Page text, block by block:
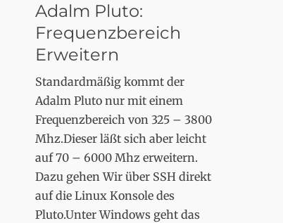
Adalm Pluto:
Frequenzbereich
Erweitern
Standardmäßig kommt der
Adalm Pluto nur mit einem
Frequenzbereich von 325 – 3800
Mhz.Dieser läßt sich aber leicht
auf 70 – 6000 Mhz erweitern.
Dazu gehen Wir über SSH direkt
auf die Linux Konsole des
Pluto.Unter Windows geht das